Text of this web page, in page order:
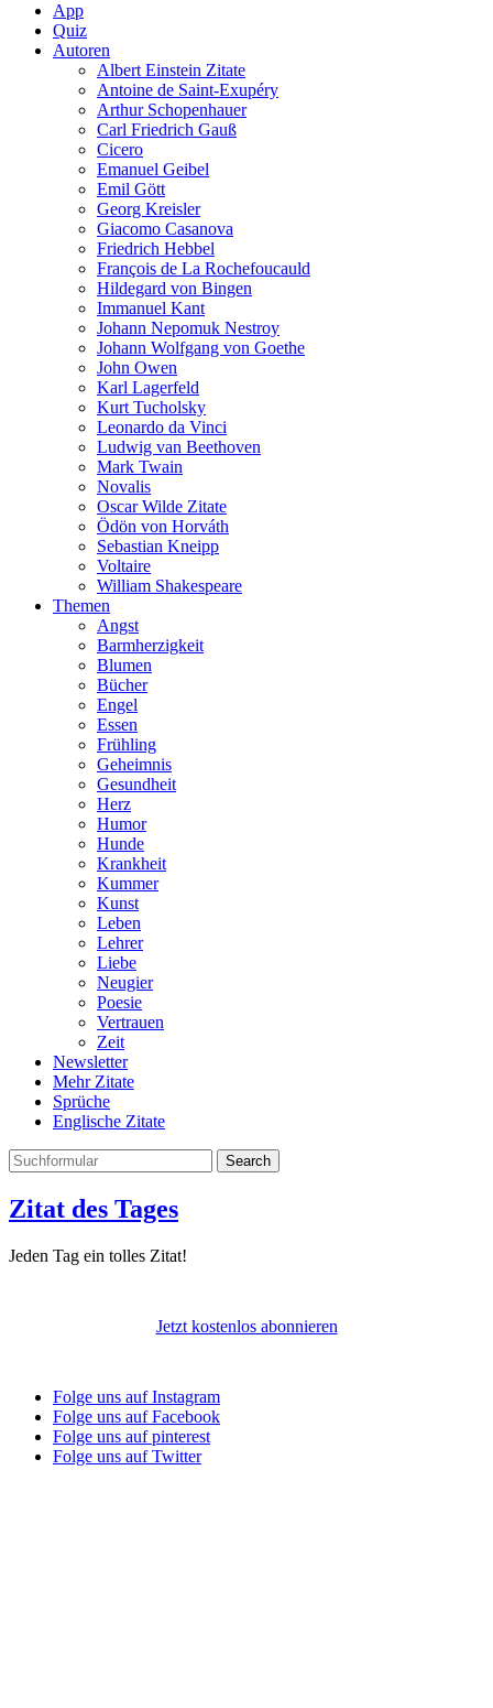
App
Quiz
Autoren
Albert Einstein Zitate
Antoine de Saint-Exupéry
Arthur Schopenhauer
Carl Friedrich Gauß
Cicero
Emanuel Geibel
Emil Gött
Georg Kreisler
Giacomo Casanova
Friedrich Hebbel
François de La Rochefoucauld
Hildegard von Bingen
Immanuel Kant
Johann Nepomuk Nestroy
Johann Wolfgang von Goethe
John Owen
Karl Lagerfeld
Kurt Tucholsky
Leonardo da Vinci
Ludwig van Beethoven
Mark Twain
Novalis
Oscar Wilde Zitate
Ödön von Horváth
Sebastian Kneipp
Voltaire
William Shakespeare
Themen
Angst
Barmherzigkeit
Blumen
Bücher
Engel
Essen
Frühling
Geheimnis
Gesundheit
Herz
Humor
Hunde
Krankheit
Kummer
Kunst
Leben
Lehrer
Liebe
Neugier
Poesie
Vertrauen
Zeit
Newsletter
Mehr Zitate
Sprüche
Englische Zitate
Search
Zitat des Tages
Jeden Tag ein tolles Zitat!
Jetzt kostenlos abonnieren
Folge uns auf Instagram
Folge uns auf Facebook
Folge uns auf pinterest
Folge uns auf Twitter